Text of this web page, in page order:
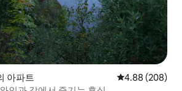
아파트 평점 4.88점(5
4.88 (208)